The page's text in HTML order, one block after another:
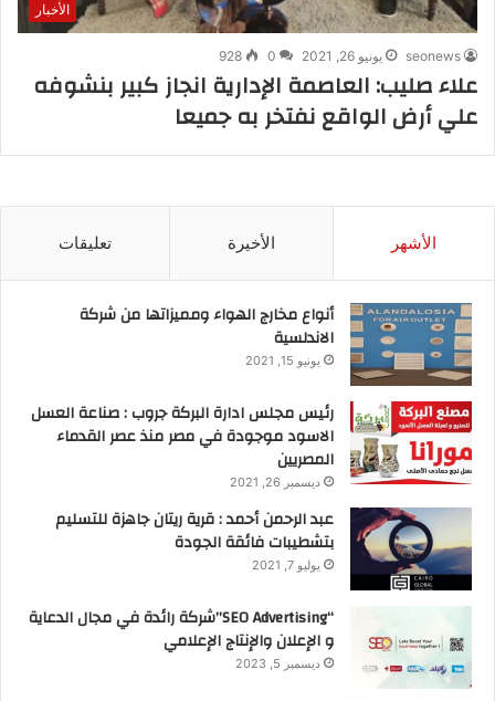
الأخبار
seonews يونيو 26, 2021 0
928
علاء صليب: العاصمة الإدارية انجاز كبير بنشوفه
علي أرض الواقع نفتخر به جميعا
الأشهر الأخيرة تعليقات
أنواع مخارج الهواء ومميزاتها من شركة
الاندلسية
يونيو 15, 2021
رئيس مجلس ادارة البركة جروب : صناعة العسل
الاسود موجودة في مصر منذ عصر القدماء
المصريين
ديسمبر 26, 2021
عبد الرحمن أحمد : قرية ريتان جاهزة للتسليم
بتشطيبات فائقة الجودة
يوليو 7, 2021
“SEO Advertising”شركة رائدة في مجال الدعاية
و الإعلان والإنتاج الإعلامي
ديسمبر 5, 2023